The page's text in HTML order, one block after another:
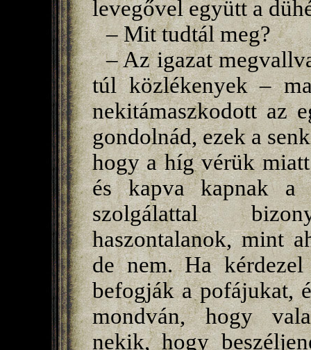
levegővel együtt a
– Mit tudtál meg?
– Az igazat
túl közlékenyek –
nekitámaszkodott az
gondolnád, ezek a
hogy a híg vérük
és kapva kapnak a
szolgálattal
haszontalanok, mint
de nem. Ha
befogják a pofájukat,
mondván, hogy
nekik, hogy